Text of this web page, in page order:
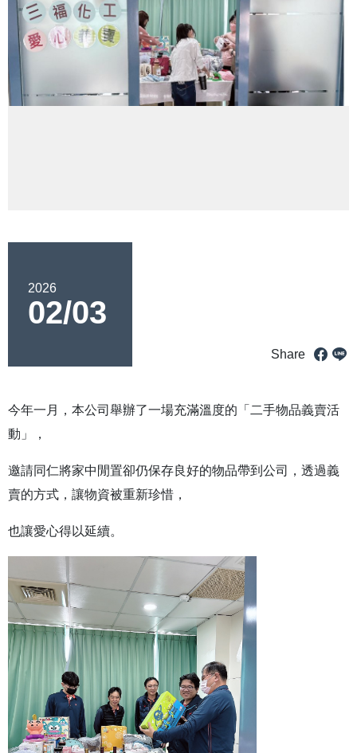
2026
02/03
Share
今年一月，本公司舉辦了一場充滿溫度的「二手物品義賣活
動」，
邀請同仁將家中閒置卻仍保存良好的物品帶到公司，透過義
賣的方式，讓物資被重新珍惜，
也讓愛心得以延續。